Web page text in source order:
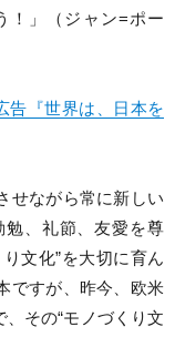
！」（ジャン=ポー
告『世界は、日本を
せながら常に新しい
、礼節、友愛を尊
文化”を大切に育ん
ですが、昨今、欧米
その“モノづくり文